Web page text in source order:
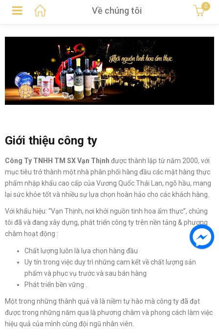
Về chúng tôi 0
Giới thiệu công ty
Công Ty TNHH TM SX Vạn Thịnh được thành lập từ năm 2000, với
mục tiêu trở thành một nhà phân phối hàng đầu các mặt hàng thực
phẩm nhập khẩu cao cấp của Vương Quốc Thái Lan, ngõ hầu, mang
lại sức khỏe tốt và nhiều sự lựa chọn hoàn hảo cho các khách hàng.
Với khẩu hiệu: “Vạn Thịnh, nơi khởi nguồn tinh hoa ẩm thực”, chúng
tôi đã và đang xây dựng, phát triển công ty trên nền tảng & phương
châm hoạt động :
Chất lượng luôn là lựa chọn hàng đầu
Uy tín trong việc duy trì những cam kết về chất lượng sản
phẩm và phục vụ trước và sau bán hàng
Phát triển bền vững .
Một trong những thành quả và là niềm tự hào mà công ty đã đạt
được trong những năm qua là phương châm và phong cách làm việc
hiệu quả của mình cùng đội ngũ nhân viên.